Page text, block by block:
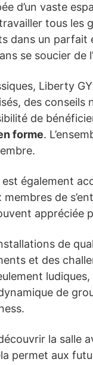
d’un vaste
tous les
dans un
se soucier de
Liberty
des
de
forme.
également
de
appréciée
de
et des
de
la salle
permet aux